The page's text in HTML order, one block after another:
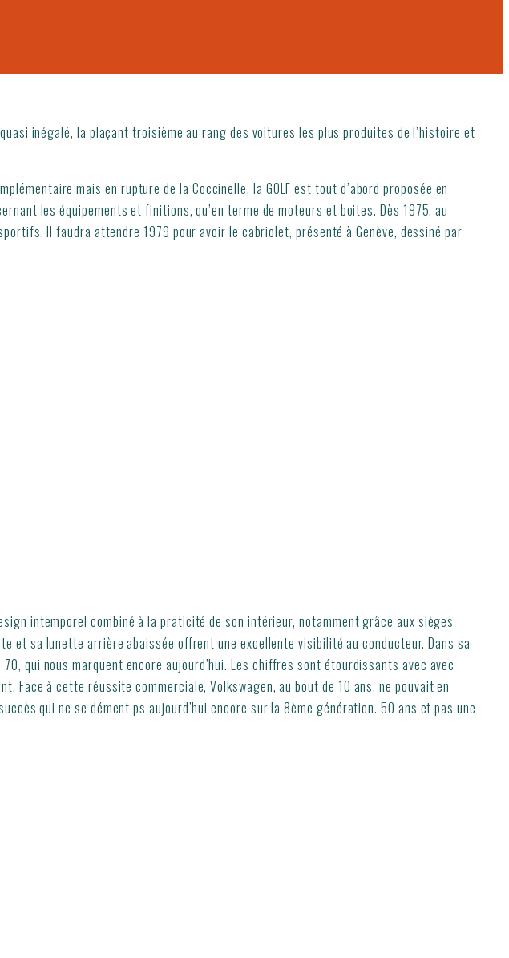
inégalé, la plaçant troisième au rang des voitures les plus produites de l’histoire et
mais en rupture de la Coccinelle, la GOLF est tout d’abord proposée en
les équipements et finitions, qu’en terme de moteurs et boites. Dès 1975, au
Il faudra attendre 1979 pour avoir le cabriolet, présenté à Genève, dessiné par
intemporel combiné à la praticité de son intérieur, notamment grâce aux sièges
et sa lunette arrière abaissée offrent une excellente visibilité au conducteur. Dans sa
qui nous marquent encore aujourd’hui. Les chiffres sont étourdissants avec avec
Face à cette réussite commerciale, Volkswagen, au bout de 10 ans, ne pouvait en
qui ne se dément ps aujourd’hui encore sur la 8ème génération. 50 ans et pas une